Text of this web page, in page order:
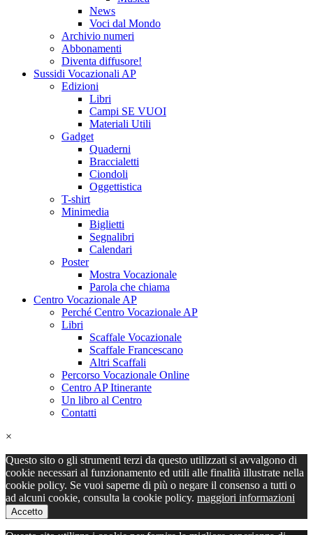
News
Voci dal Mondo
Archivio numeri
Abbonamenti
Diventa diffusore!
Sussidi Vocazionali AP
Edizioni
Libri
Campi SE VUOI
Materiali Utili
Gadget
Quaderni
Braccialetti
Ciondoli
Oggettistica
T-shirt
Minimedia
Biglietti
Segnalibri
Calendari
Poster
Mostra Vocazionale
Parola che chiama
Centro Vocazionale AP
Perché Centro Vocazionale AP
Libri
Scaffale Vocazionale
Scaffale Francescano
Altri Scaffali
Percorso Vocazionale Online
Centro AP Itinerante
Un libro al Centro
Contatti
×
Questo sito o gli strumenti terzi da questo utilizzati si avvalgono di
cookie necessari al funzionamento ed utili alle finalità illustrate nella
cookie policy. Se vuoi saperne di più o negare il consenso a tutti o
ad alcuni cookie, consulta la cookie policy. maggiori informazioni
Accetto